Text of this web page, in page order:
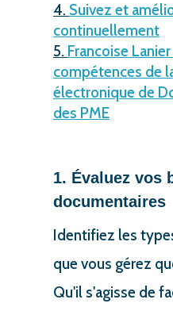
Suivez et
continuellement
Francoise
compétences de
électronique de
des PME
1. Évaluez vos
documentaires
Identifiez les
que vous gérez
Qu'il s'agisse de